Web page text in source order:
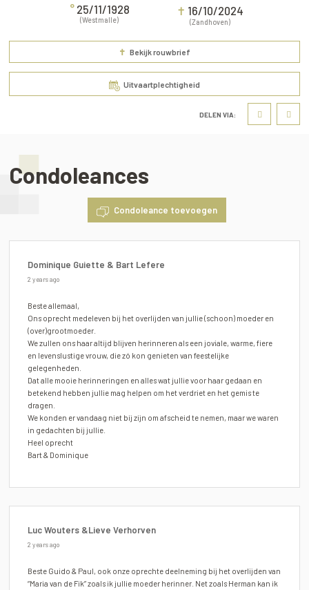
° 25/11/1928
(Westmalle)
✝ 16/10/2024
(Zandhoven)
DELEN VIA:
✝ Bekijk rouwbrief
Uitvaartplechtigheid
Condoleances
Condoleance toevoegen
Dominique Guiette & Bart Lefere
2 years ago
Beste allemaal,
Ons oprecht medeleven bij het overlijden van jullie (schoon) moeder en
(over)grootmoeder.
We zullen ons haar altijd blijven herinneren als een joviale, warme, fiere
en levenslustige vrouw, die zó kon genieten van feestelijke
gelegenheden.
Dat alle mooie herinneringen en alles wat jullie voor haar gedaan en
betekend hebben jullie mag helpen om het verdriet en het gemis te
dragen.
We konden er vandaag niet bij zijn om afscheid te nemen, maar we waren
in gedachten bij jullie.
Heel oprecht
Bart & Dominique
Luc Wouters &Lieve Verhorven
2 years ago
Beste Guido & Paul, ook onze oprechte deelneming bij het overlijden van
“Maria van de Fik” zoals ik jullie moeder herinner. Net zoals Herman kan ik